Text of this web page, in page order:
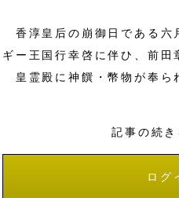
香淳皇后の崩御日である六
ギー王国行幸啓に伴ひ、前田
皇霊殿に神饌・幣物が奉ら
記事の続
ログ